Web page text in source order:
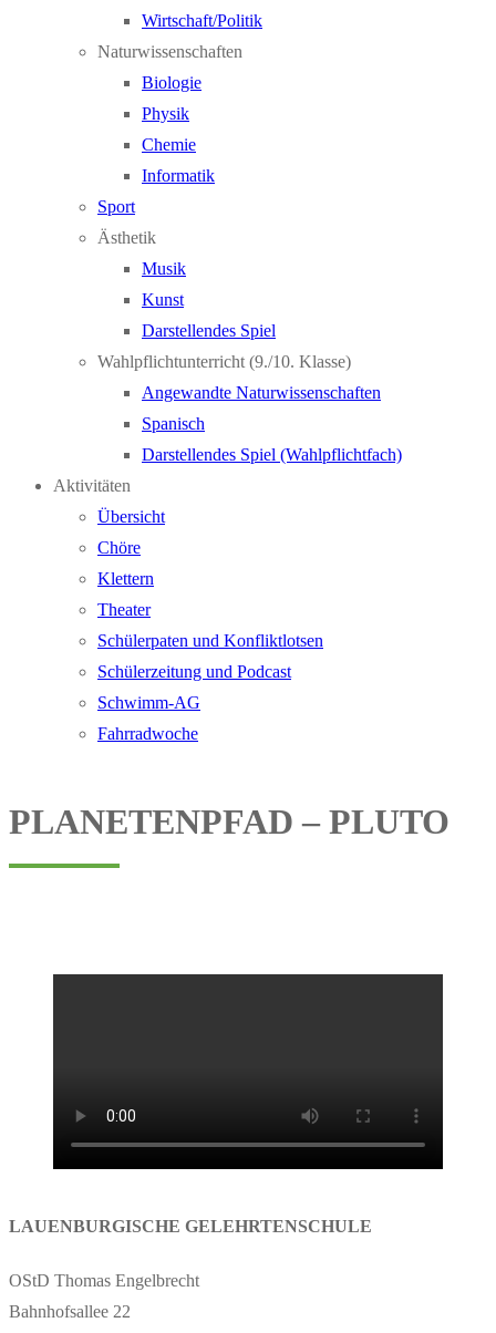
Wirtschaft/Politik
Naturwissenschaften
Biologie
Physik
Chemie
Informatik
Sport
Ästhetik
Musik
Kunst
Darstellendes Spiel
Wahlpflichtunterricht (9./10. Klasse)
Angewandte Naturwissenschaften
Spanisch
Darstellendes Spiel (Wahlpflichtfach)
Aktivitäten
Übersicht
Chöre
Klettern
Theater
Schülerpaten und Konfliktlotsen
Schülerzeitung und Podcast
Schwimm-AG
Fahrradwoche
PLANETENPFAD – PLUTO
LAUENBURGISCHE GELEHRTENSCHULE
OStD Thomas Engelbrecht
Bahnhofsallee 22